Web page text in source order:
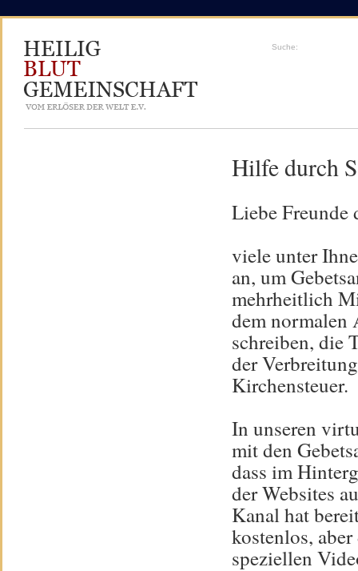
Suche:
Hilfe durch
Liebe
viele unter
an, um
mehrheitlich
dem normalen
schreiben, die
der
Kirchensteuer.
In unseren
mit den
dass im
der Websites
Kanal hat
kostenlos,
speziellen